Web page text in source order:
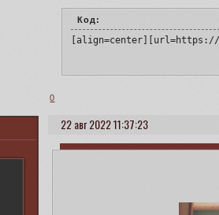
Код:
[align=center][url=https://
0
22 авг 2022 11:37:23